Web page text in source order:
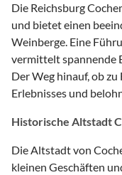
Die Reichsburg
und bietet einen
Weinberge. Eine
vermittelt spannende
Der Weg hinauf, ob
Erlebnisses und
Historische Altstadt
Die Altstadt von
kleinen Geschäften